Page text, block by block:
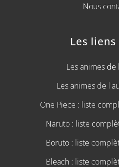
Nous
Les
Les animes
Les animes de
One Piece : liste
Naruto : liste
Boruto : liste
Bleach : liste